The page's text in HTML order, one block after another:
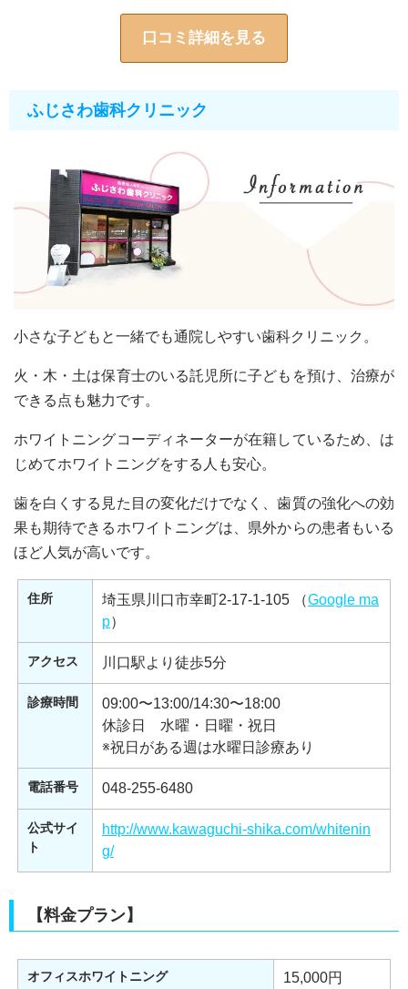
口コミ詳細を見る
ふじさわ歯科クリニック
小さな子どもと一緒でも通院しやすい歯科クリニック。
火・木・土は保育士のいる託児所に子どもを預け、治療が
できる点も魅力です。
ホワイトニングコーディネーターが在籍しているため、は
じめてホワイトニングをする人も安心。
歯を白くする見た目の変化だけでなく、歯質の強化への効
果も期待できるホワイトニングは、県外からの患者もいる
ほど人気が高いです。
住所 埼玉県川口市幸町2-17-1-105 （Google ma
p）
アクセス 川口駅より徒歩5分
診療時間
09:00〜13:00/14:30〜18:00
休診日 水曜・日曜・祝日
※祝日がある週は水曜日診療あり
電話番号 048-255-6480
公式サイ
ト
http://www.kawaguchi-shika.com/whitenin
g/
【料金プラン】
オフィスホワイトニング 15,000円